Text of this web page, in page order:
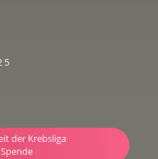
5
der Krebsliga